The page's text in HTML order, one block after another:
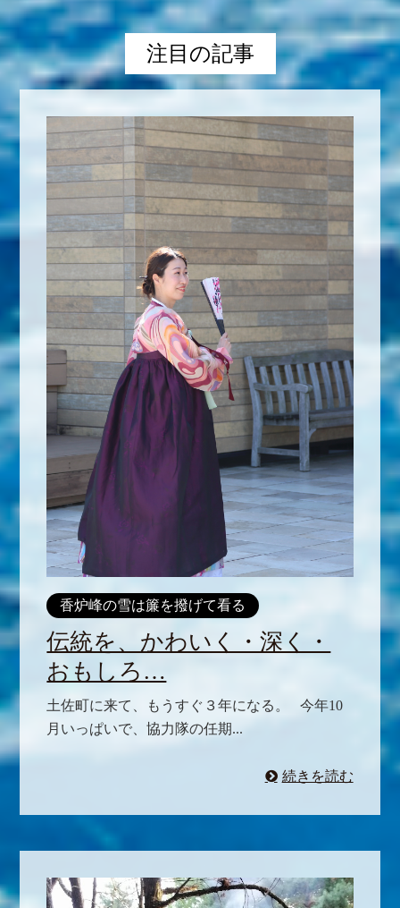
注目の記事
香炉峰の雪は簾を撥げて看る
伝統を、かわいく・深く・
おもしろ…
土佐町に来て、もうすぐ３年になる。 今年10
月いっぱいで、協力隊の任期...
続きを読む